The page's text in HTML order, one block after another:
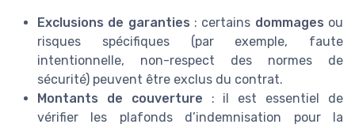
Exclusions de garanties : certains dommages ou
risques spécifiques (par exemple, faute
intentionnelle, non-respect des normes de
sécurité) peuvent être exclus du contrat.
Montants de couverture : il est essentiel de
vérifier les plafonds d’indemnisation pour la